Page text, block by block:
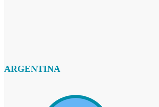
ARGENTINA